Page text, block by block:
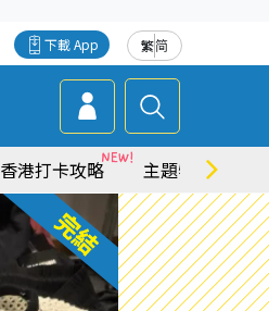
繁简
下載 App
香港打卡攻略 主題特集